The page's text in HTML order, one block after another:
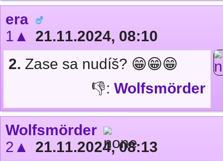
era
1▲
21.11.2024, 08:10
2. Zase sa nudíš? 😁😁😁
👎: Wolfsmörder
Wolfsmörder
2▲
21.11.2024, 08:13